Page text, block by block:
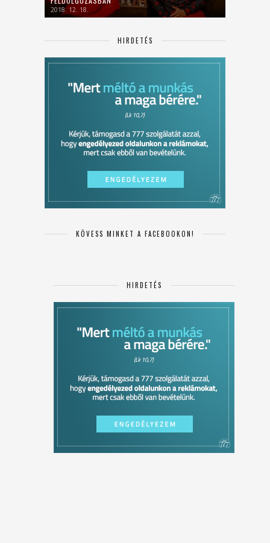
2018. 12. 18.
HIRDETÉS
KÖVESS MINKET A FACEBOOKON!
HIRDETÉS